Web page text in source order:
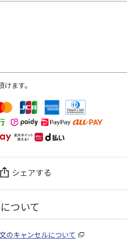
ます。
シェアする
ついて
のキャンセルについて